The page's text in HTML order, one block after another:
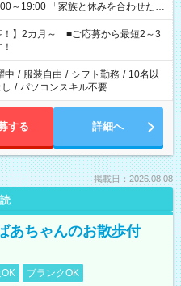
休みを合わせた
準備がしたい」 「できれば残業はし
ださいね。 ※Wワーク希望
する勤務時間と、もう1つのお仕事
間を超える場合は応募できません。
！】2カ月～ ■ご応募から最短2～3
中 / 服装自由 / シフト勤務 / 10名以
/ パソコンスキル不要
する 詳細へ
掲載日：2026.08.08
あちゃんのお散歩付
ブランクOK